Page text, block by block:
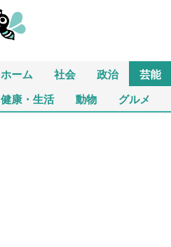
ホーム 社会 政治 芸能
健康・生活 動物 グルメ